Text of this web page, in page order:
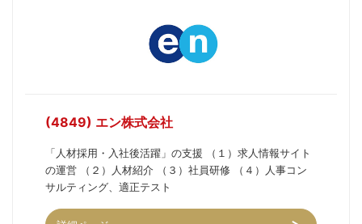
(4849) エン株式会社
「人材採用・入社後活躍」の支援 （１）求人情報サイト
の運営 （２）人材紹介 （３）社員研修 （４）人事コン
サルティング、適正テスト